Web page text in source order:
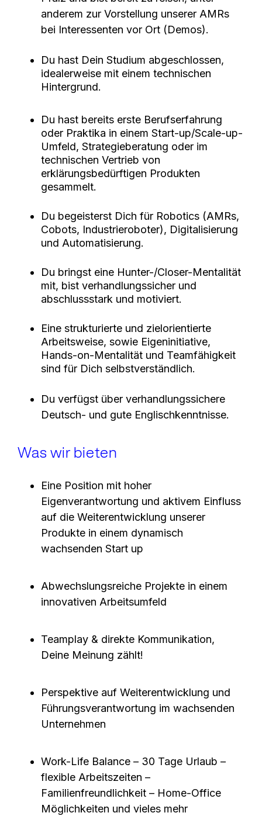
anderem zur Vorstellung unserer AMRs
bei Interessenten vor Ort (Demos).
Du hast Dein Studium abgeschlossen,
idealerweise mit einem technischen
Hintergrund.
Du hast bereits erste Berufserfahrung
oder Praktika in einem Start-up/Scale-up-
Umfeld, Strategieberatung oder im
technischen Vertrieb von
erklärungsbedürftigen Produkten
gesammelt.
Du begeisterst Dich für Robotics (AMRs,
Cobots, Industrieroboter), Digitalisierung
und Automatisierung.
Du bringst eine Hunter-/Closer-Mentalität
mit, bist verhandlungssicher und
abschlussstark und motiviert.
Eine strukturierte und zielorientierte
Arbeitsweise, sowie Eigeninitiative,
Hands-on-Mentalität und Teamfähigkeit
sind für Dich selbstverständlich.
Du verfügst über verhandlungssichere
Deutsch- und gute Englischkenntnisse.
Was wir bieten
Eine Position mit hoher
Eigenverantwortung und aktivem Einfluss
auf die Weiterentwicklung unserer
Produkte in einem dynamisch
wachsenden Start up
Abwechslungsreiche Projekte in einem
innovativen Arbeitsumfeld
Teamplay & direkte Kommunikation,
Deine Meinung zählt!
Perspektive auf Weiterentwicklung und
Führungsverantwortung im wachsenden
Unternehmen
Work-Life Balance – 30 Tage Urlaub –
flexible Arbeitszeiten –
Familienfreundlichkeit – Home-Office
Möglichkeiten und vieles mehr